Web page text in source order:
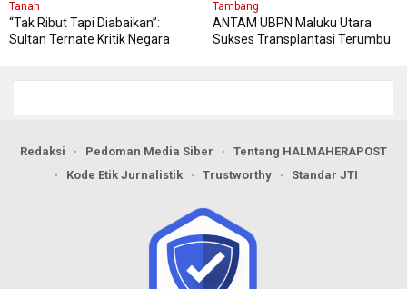
Tanah
“Tak Ribut Tapi Diabaikan”:
Sultan Ternate Kritik Negara
Tambang
ANTAM UBPN Maluku Utara
Sukses Transplantasi Terumbu
Redaksi Pedoman Media Siber
Tentang HALMAHERAPOST
Kode Etik Jurnalistik
Trustworthy Standar JTI